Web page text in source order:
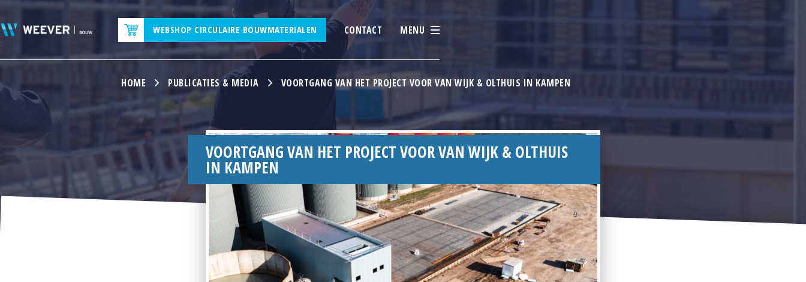
WEBSHOP CIRCULAIRE BOUWMATERIALEN CONTACT MENU
HOME PUBLICATIES & MEDIA VOORTGANG VAN HET PROJECT VOOR VAN WIJK & OLTHUIS IN KAMPEN
VOORTGANG VAN HET PROJECT VOOR VAN WIJK & OLTHUIS
IN KAMPEN